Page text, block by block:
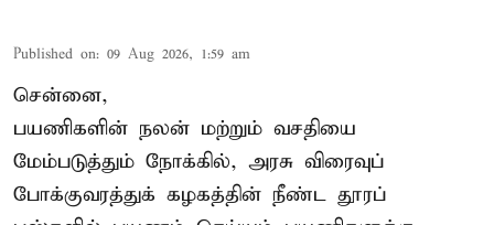
Published on: 09 Aug 2026, 1:59 am
சென்னை,
பயணிகளின் நலன் மற்றும் வசதியை
மேம்படுத்தும் நோக்கில், அரசு விரைவுப்
போக்குவரத்துக் கழகத்தின் நீண்ட தூரப்